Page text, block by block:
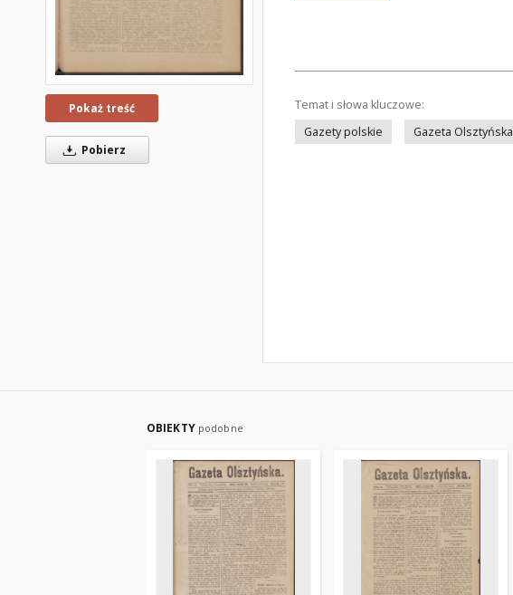
Pokaż treść
Pobierz
Temat i słowa kluczowe:
Gazety polskie
Gazeta Olsztyńska
OBIEKTY podobne